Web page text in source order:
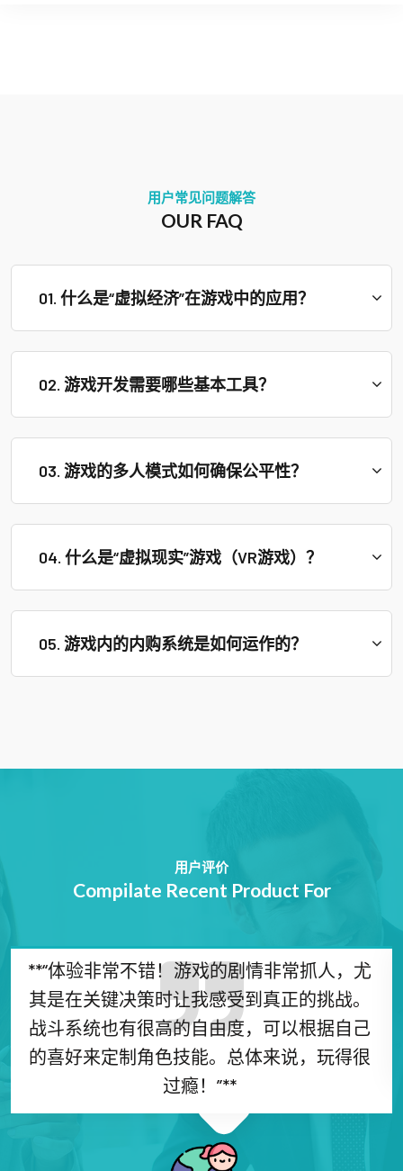
用户常见问题解答
OUR FAQ
01. 什么是“虚拟经济”在游戏中的应用？
02. 游戏开发需要哪些基本工具？
03. 游戏的多人模式如何确保公平性？
04. 什么是“虚拟现实”游戏（VR游戏）？
05. 游戏内的内购系统是如何运作的？
用户评价
Compilate Recent Product For
这款游戏的画质和动作设计简直是顶级的，
每一场战斗都充满了视觉冲击力。特别是开
放世界模式，探索起来充满惊喜，不管是主
线任务还是支线任务，都很有趣。